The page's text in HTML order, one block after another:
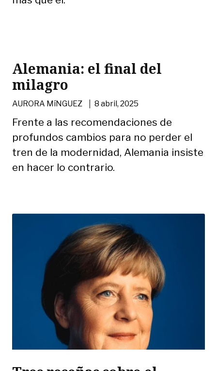
Alemania: el final del
milagro
AURORA MíNGUEZ |8 abril, 2025
Frente a las recomendaciones de
profundos cambios para no perder el
tren de la modernidad, Alemania insiste
en hacer lo contrario.